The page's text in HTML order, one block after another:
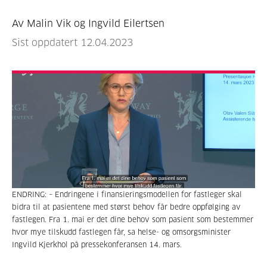
Av Malin Vik og Ingvild Eilertsen
Sist oppdatert 12.04.2023
ENDRING: – Endringene i finansieringsmodellen for fastleger skal
bidra til at pasientene med størst behov får bedre oppfølging av
fastlegen. Fra 1. mai er det dine behov som pasient som bestemmer
hvor mye tilskudd fastlegen får, sa helse- og omsorgsminister
Ingvild Kjerkhol på pressekonferansen 14. mars.